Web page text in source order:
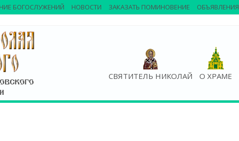
СВЯТИТЕЛЬ НИКОЛАЙ О ХРАМЕ
БОГОСЛУЖЕНИЙ НОВОСТИ ЗАКАЗАТЬ ПОМИНОВЕНИЕ ОБЪЯВЛЕНИЯ